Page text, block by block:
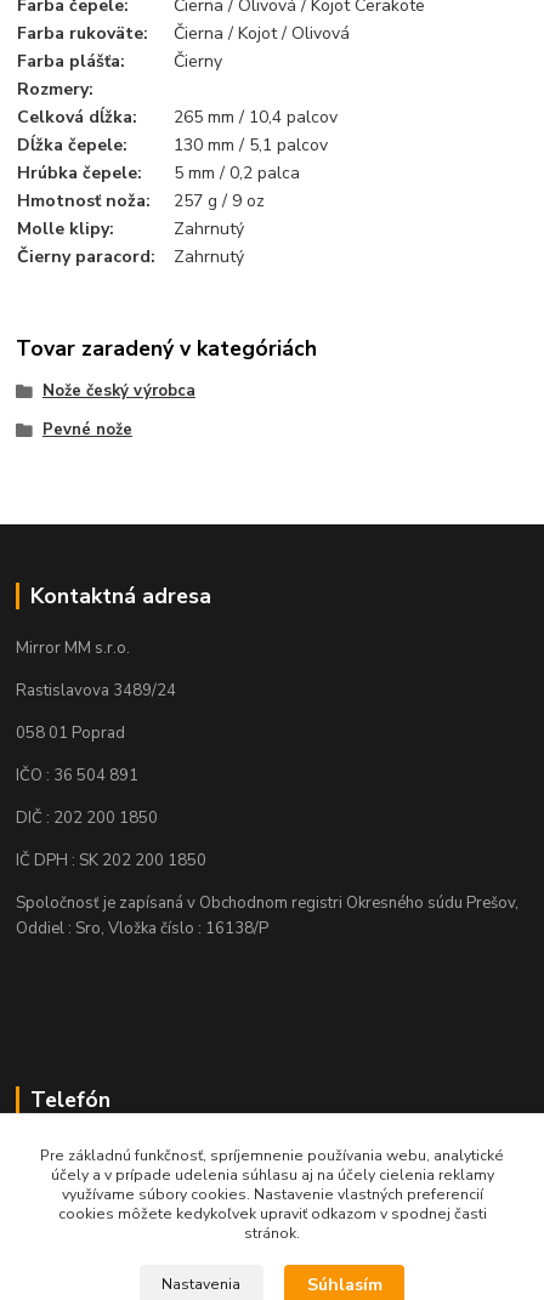
Farba čepele:
Čierna / Olivová / Kojot Cerakote
Farba rukoväte:
Čierna / Kojot / Olivová
Farba plášťa:
Čierny
Rozmery:
Celková dĺžka:
265 mm / 10,4 palcov
Dĺžka čepele:
130 mm / 5,1 palcov
Hrúbka čepele:
5 mm / 0,2 palca
Hmotnosť noža:
257 g / 9 oz
Molle klipy:
Zahrnutý
Čierny paracord: Zahrnutý
Tovar zaradený v kategóriách
Nože český výrobca
Pevné nože
Kontaktná adresa
Mirror MM s.r.o.
Rastislavova 3489/24
058 01 Poprad
IČO : 36 504 891
DIČ : 202 200 1850
IČ DPH : SK 202 200 1850
Spoločnosť je zapísaná v Obchodnom registri Okresného súdu Prešov,
Oddiel : Sro, Vložka číslo : 16138/P
Telefón
+421 905 622 625
obchod@nozeplus.sk
Pre základnú funkčnosť, spríjemnenie používania webu, analytické
účely a v prípade udelenia súhlasu aj na účely cielenia reklamy
využívame súbory cookies. Nastavenie vlastných preferencií
cookies môžete kedykoľvek upraviť odkazom v spodnej časti
stránok.
Nastavenia Súhlasím